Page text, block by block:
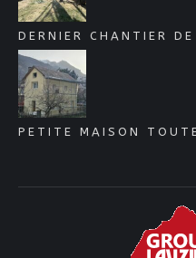
DERNIER CHANTIER DE
PETITE MAISON